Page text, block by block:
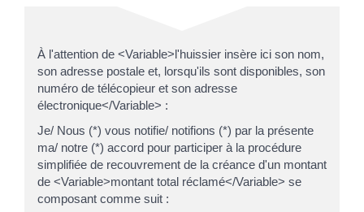
À l'attention de <Variable>l'huissier insère ici son nom,
son adresse postale et, lorsqu'ils sont disponibles, son
numéro de télécopieur et son adresse
électronique</Variable> :
Je/ Nous (*) vous notifie/ notifions (*) par la présente
ma/ notre (*) accord pour participer à la procédure
simplifiée de recouvrement de la créance d'un montant
de <Variable>montant total réclamé</Variable> se
composant comme suit :